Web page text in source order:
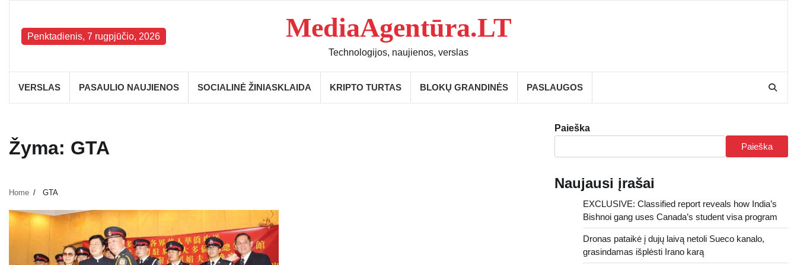
contentPenktadienis, 7 rugpjūčio, 2026 MediaAgentūra.LT
Technologijos, naujienos, verslas
VERSLAS PASAULIO NAUJIENOS SOCIALINĖ ŽINIASKLAIDA KRIPTO TURTAS BLOKŲ GRANDINĖS PASLAUGOS
Žyma: GTA
Home GTA
Paieška
Paieška
Naujausi įrašai
EXCLUSIVE: Classified report reveals how India’s
Bishnoi gang uses Canada’s student visa program
Dronas pataikė į dujų laivą netoli Sueco kanalo,
grasindamas išplėsti Irano karą